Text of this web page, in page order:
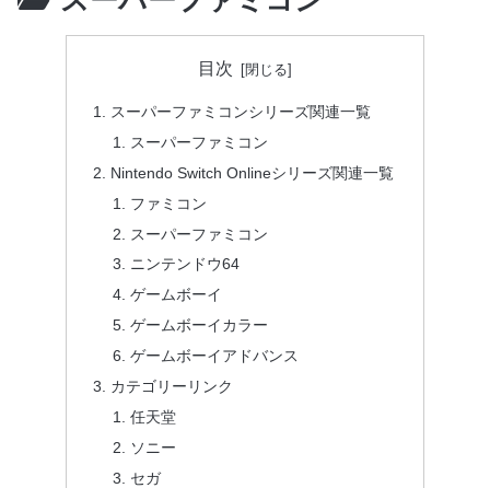
目次
スーパーファミコンシリーズ関連一覧
スーパーファミコン
Nintendo Switch Onlineシリーズ関連一覧
ファミコン
スーパーファミコン
ニンテンドウ64
ゲームボーイ
ゲームボーイカラー
ゲームボーイアドバンス
カテゴリーリンク
任天堂
ソニー
セガ